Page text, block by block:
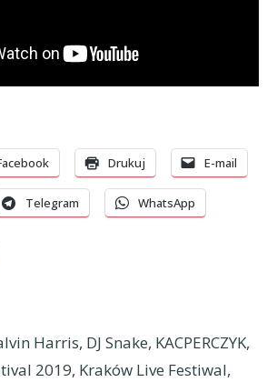
Drukuj E-mail
Telegram WhatsApp
Harris, DJ Snake, KACPERCZYK,
2019, Kraków Live Festiwal,